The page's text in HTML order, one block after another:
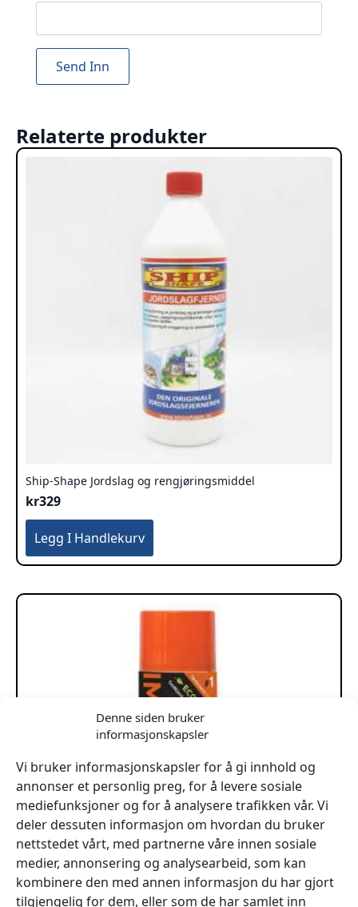
Denne siden bruker
informasjonskapsler
Vi bruker informasjonskapsler for å gi innhold og
annonser et personlig preg, for å levere sosiale
mediefunksjoner og for å analysere trafikken vår. Vi
deler dessuten informasjon om hvordan du bruker
nettstedet vårt, med partnerne våre innen sosiale
medier, annonsering og analysearbeid, som kan
kombinere den med annen informasjon du har gjort
tilgjengelig for dem, eller som de har samlet inn
Relaterte produkter
Ship-Shape Jordslag og rengjøringsmiddel
kr329
Legg I Handlekurv